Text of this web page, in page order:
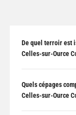
De quel terroir est
Celles-sur-Ource
Quels cépages
Celles-sur-Ource